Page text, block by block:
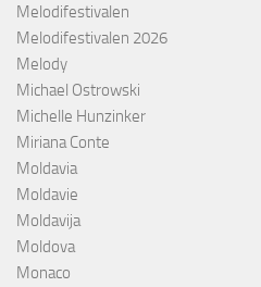
Melodifestivalen
Melodifestivalen 2026
Melody
Michael Ostrowski
Michelle Hunzinker
Miriana Conte
Moldavia
Moldavie
Moldavija
Moldova
Monaco